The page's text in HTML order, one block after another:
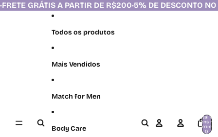
DE R$200• 5% DE DESCONTO NO PIX•FRETE
Todos os produtos
Mais Vendidos
Match for Men
Body Care
Total de
itens no
carrinho:
0